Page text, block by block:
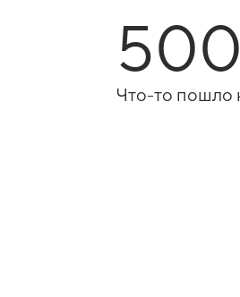
500
Что-то пошло